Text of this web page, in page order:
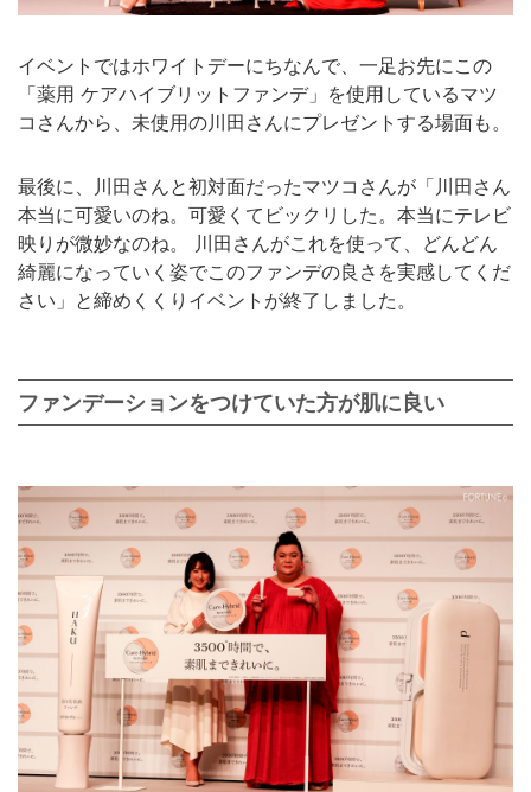
イベントではホワイトデーにちなんで、一足お先にこの
「薬用 ケアハイブリットファンデ」を使用しているマツ
コさんから、未使用の川田さんにプレゼントする場面も。
最後に、川田さんと初対面だったマツコさんが「川田さん
本当に可愛いのね。可愛くてビックリした。本当にテレビ
映りが微妙なのね。 川田さんがこれを使って、どんどん
綺麗になっていく姿でこのファンデの良さを実感してくだ
さい」と締めくくりイベントが終了しました。
ファンデーションをつけていた方が肌に良い